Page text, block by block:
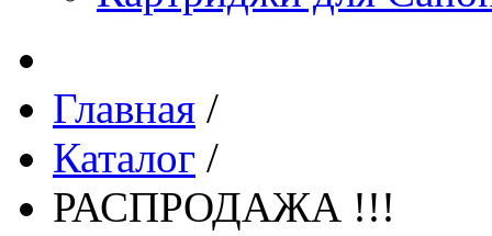
Главная /
Каталог /
РАСПРОДАЖА !!!